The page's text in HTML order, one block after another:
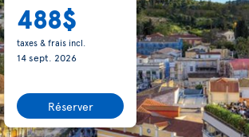
488$
taxes & frais incl.
14 sept. 2026
Réserver